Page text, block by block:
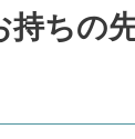
持ち